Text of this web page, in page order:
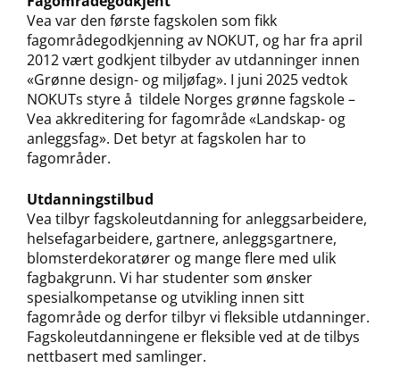
Vea var den første fagskolen som fikk
fagområdegodkjenning av NOKUT, og har fra april
2012 vært godkjent tilbyder av utdanninger innen
«Grønne design- og miljøfag». I juni 2025 vedtok
NOKUTs styre å tildele Norges grønne fagskole –
Vea akkreditering for fagområde «Landskap- og
anleggsfag». Det betyr at fagskolen har to
fagområder.
Utdanningstilbud
Vea tilbyr fagskoleutdanning for anleggsarbeidere,
helsefagarbeidere, gartnere, anleggsgartnere,
blomsterdekoratører og mange flere med ulik
fagbakgrunn. Vi har studenter som ønsker
spesialkompetanse og utvikling innen sitt
fagområde og derfor tilbyr vi fleksible utdanninger.
Fagskoleutdanningene er fleksible ved at de tilbys
nettbasert med samlinger.